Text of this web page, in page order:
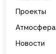
Проекты
Атмосфера
Новости